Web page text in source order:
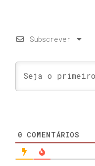
Subscrever
0 COMENTÁRIOS